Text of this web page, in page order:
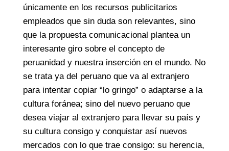
únicamente en los recursos publicitarios
empleados que sin duda son relevantes, sino
que la propuesta comunicacional plantea un
interesante giro sobre el concepto de
peruanidad y nuestra inserción en el mundo. No
se trata ya del peruano que va al extranjero
para intentar copiar “lo gringo” o adaptarse a la
cultura foránea; sino del nuevo peruano que
desea viajar al extranjero para llevar su país y
su cultura consigo y conquistar así nuevos
mercados con lo que trae consigo: su herencia,